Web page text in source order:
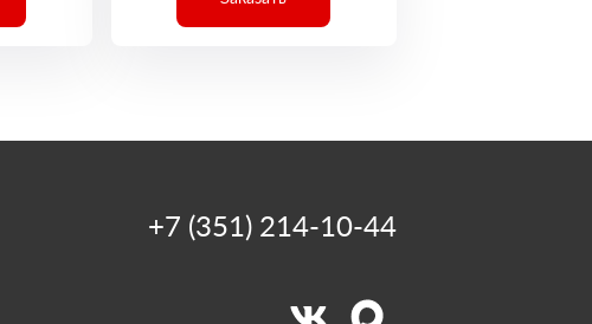
+7 (351) 214-10-44